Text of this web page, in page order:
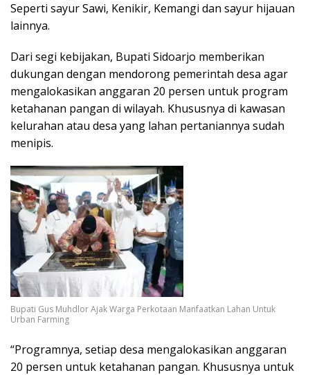
Seperti sayur Sawi, Kenikir, Kemangi dan sayur hijauan
lainnya.
Dari segi kebijakan, Bupati Sidoarjo memberikan
dukungan dengan mendorong pemerintah desa agar
mengalokasikan anggaran 20 persen untuk program
ketahanan pangan di wilayah. Khususnya di kawasan
kelurahan atau desa yang lahan pertaniannya sudah
menipis.
Bupati Gus Muhdlor Ajak Warga Perkotaan Manfaatkan Lahan Untuk
Urban Farming
“Programnya, setiap desa mengalokasikan anggaran
20 persen untuk ketahanan pangan. Khususnya untuk